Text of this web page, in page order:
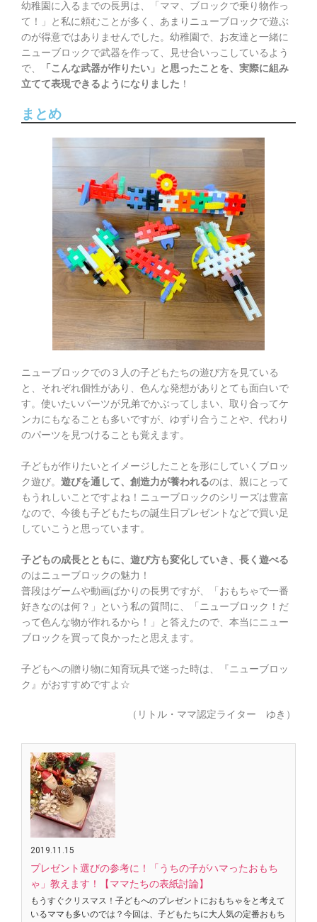
幼稚園に入るまでの長男は、「ママ、ブロックで乗り物作っ
て！」と私に頼むことが多く、あまりニューブロックで遊ぶ
のが得意ではありませんでした。幼稚園で、お友達と一緒に
ニューブロックで武器を作って、見せ合いっこしているよう
で、
「こんな武器が作りたい」と思ったことを、実際に組み
立てて表現できるようになりました ！
まとめ
ニューブロックでの３人の子どもたちの遊び方を見ている
と、それぞれ個性があり、色んな発想がありとても面白いで
す。使いたいパーツが兄弟でかぶってしまい、取り合ってケ
ンカにもなることも多いですが、ゆずり合うことや、代わり
のパーツを見つけることも覚えます。
子どもが作りたいとイメージしたことを形にしていくブロッ
ク遊び。 遊びを通して、創造力が養われるのは、親にとって
もうれしいことですよね！ニューブロックのシリーズは豊富
なので、今後も子どもたちの誕生日プレゼントなどで買い足
していこうと思っています。
子どもの成長とともに、遊び方も変化していき、長く遊べる
のはニューブロックの魅力！
普段はゲームや動画ばかりの長男ですが、「おもちゃで一番
好きなのは何？」という私の質問に、「ニューブロック！だ
って色んな物が作れるから！」と答えたので、本当にニュー
ブロックを買って良かったと思えます。
子どもへの贈り物に知育玩具で迷った時は、『ニューブロッ
ク』がおすすめですよ☆
（リトル・ママ認定ライター ゆき）
2019.11.15
プレゼント選びの参考に！「うちの子がハマったおもち
ゃ」教えます！【ママたちの表紙討論】
もうすぐクリスマス！子どもへのプレゼントにおもちゃをと考えて
いるママも多いのでは？今回は、子どもたちに大人気の定番おもち